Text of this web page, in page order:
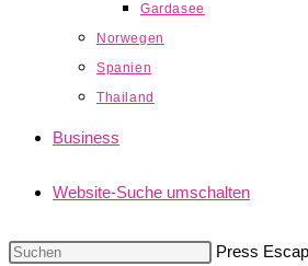
Gardasee
Norwegen
Spanien
Thailand
Business
Website-Suche umschalten
Press